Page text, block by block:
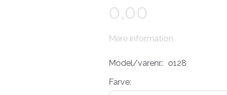
0,00
Mere information
Model/varenr.: o128
Farve: